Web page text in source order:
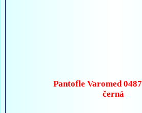
Pantofle Varomed
černá